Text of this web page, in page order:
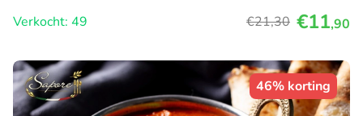
Verkocht: 49
€21,30 €11,90
46% korting